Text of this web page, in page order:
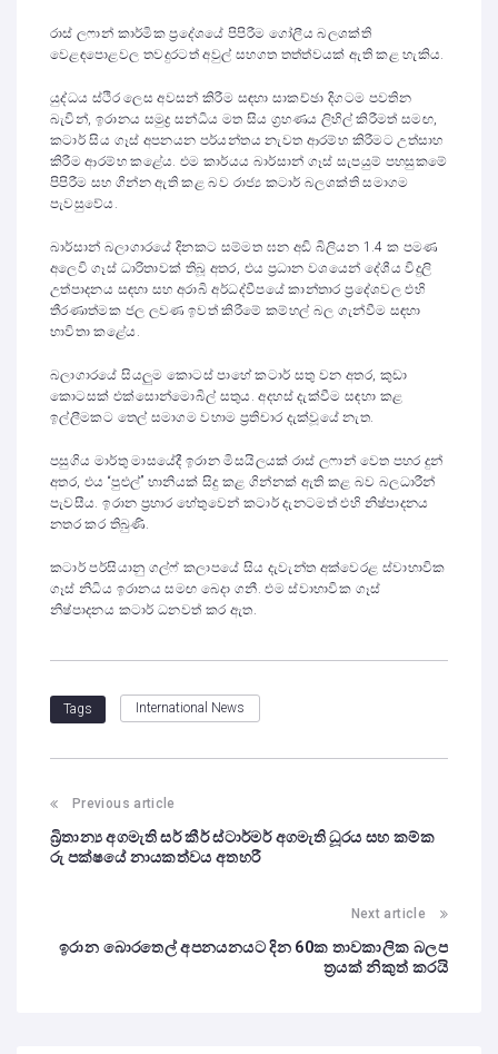
රාස් ලෆාන් කාර්මික ප්‍රදේශයේ පිපිරීම ගෝලීය බලශක්ති
වෙළඳපොළවල තවදුරටත් අවුල් සහගත තත්ත්වයක් ඇති කළ හැකිය.
යුද්ධය ස්ථිර ලෙස අවසන් කිරීම සඳහා සාකච්ඡා දිගටම පවතින
බැවින්, ඉරානය සමුද්‍ර සන්ධිය මත සිය ග්‍රහණය ලිහිල් කිරීමත් සමඟ,
කටාර් සිය ගෑස් අපනයන පර්යන්තය නැවත ආරම්භ කිරීමට උත්සාහ
කිරීම ආරම්භ කළේය. එම කාර්යය බාර්සාන් ගෑස් සැපයුම් පහසුකමේ
පිපිරීම සහ ගින්න ඇති කළ බව රාජ්‍ය කටාර් බලශක්ති සමාගම
පැවසුවේය.
බාර්සාන් බලාගාරයේ දිනකට සම්මත ඝන අඩි බිලියන 1.4 ක පමණ
අලෙවි ගෑස් ධාරිතාවක් තිබූ අතර, එය ප්‍රධාන වශයෙන් දේශීය විදුලි
උත්පාදනය සඳහා සහ අරාබි අර්ධද්වීපයේ කාන්තාර ප්‍රදේශවල එහි
තීරණාත්මක ජල ලවණ ඉවත් කිරීමේ කම්හල් බල ගැන්වීම සඳහා
භාවිතා කළේය.
බලාගාරයේ සියලුම කොටස් පාහේ කටාර් සතු වන අතර, කුඩා
කොටසක් එක්සොන්මොබිල් සතුය. අදහස් දැක්වීම සඳහා කළ
ඉල්ලීමකට තෙල් සමාගම වහාම ප්‍රතිචාර දැක්වූයේ නැත.
පසුගිය මාර්තු මාසයේදී ඉරාන මිසයිලයක් රාස් ලෆාන් වෙත පහර දුන්
අතර, එය “පුළුල්” හානියක් සිදු කළ ගින්නක් ඇති කළ බව බලධාරීන්
පැවසීය. ඉරාන ප්‍රහාර හේතුවෙන් කටාර් දැනටමත් එහි නිෂ්පාදනය
නතර කර තිබුණි.
කටාර් පර්සියානු ගල්ෆ් කලාපයේ සිය දැවැන්ත අක්වෙරළ ස්වාභාවික
ගෑස් නිධිය ඉරානය සමඟ බෙදා ගනී. එම ස්වාභාවික ගෑස්
නිෂ්පාදනය කටාර් ධනවත් කර ඇත.
Tags International News
Previous article
බ්‍රිතාන්‍ය අගමැති සර් කීර් ස්ටාර්මර් අගමැති ධූරය සහ කම්ක
රු පක්ෂයේ නායකත්වය අතහරී
Next article
ඉරාන බොරතෙල් අපනයනයට දින 60ක තාවකාලික බලප
ත්‍රයක් නිකුත් කරයි